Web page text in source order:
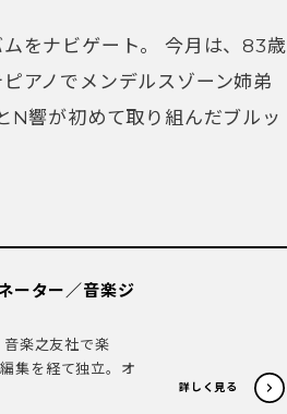
をナビゲート。 今月は、83歳
アノでメンデルスゾーン姉弟
N響が初めて取り組んだブルッ
ーター／音楽ジ
楽之友社で楽
集を経て独立。オ
詳しく見る